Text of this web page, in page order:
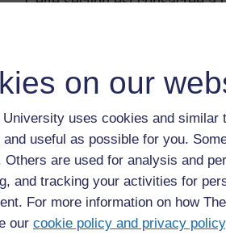
on our
University uses cookies and similar
useful as possible for you.
Others are used for analysis and
and tracking your activities for
For more information on how
our cookie policy and privacy policy
pensez peut-être qu’il est
pratiques et peu compliquées
Nous vous suggérons de faire
destinées à faire comprendre
L’énergie ne peut être ni
quoi peut-on transformer
Un dispositif électrique ne
passage du courant.